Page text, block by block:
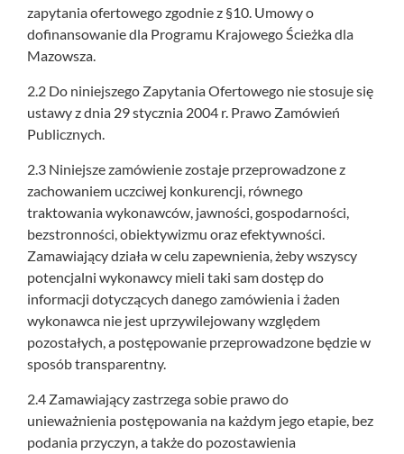
zapytania ofertowego zgodnie z §10. Umowy o
dofinansowanie dla Programu Krajowego Ścieżka dla
Mazowsza.
2.2 Do niniejszego Zapytania Ofertowego nie stosuje się
ustawy z dnia 29 stycznia 2004 r. Prawo Zamówień
Publicznych.
2.3 Niniejsze zamówienie zostaje przeprowadzone z
zachowaniem uczciwej konkurencji, równego
traktowania wykonawców, jawności, gospodarności,
bezstronności, obiektywizmu oraz efektywności.
Zamawiający działa w celu zapewnienia, żeby wszyscy
potencjalni wykonawcy mieli taki sam dostęp do
informacji dotyczących danego zamówienia i żaden
wykonawca nie jest uprzywilejowany względem
pozostałych, a postępowanie przeprowadzone będzie w
sposób transparentny.
2.4 Zamawiający zastrzega sobie prawo do
unieważnienia postępowania na każdym jego etapie, bez
podania przyczyn, a także do pozostawienia